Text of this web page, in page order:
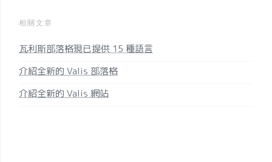
相關文章
瓦利斯部落格現已提供 15 種語言
介紹全新的 Valis 部落格
介紹全新的 Valis 網站